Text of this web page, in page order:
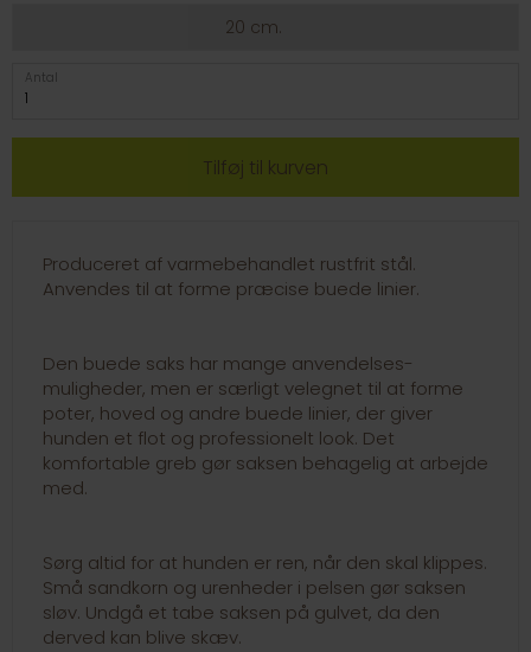
20 cm.
Antal
Produceret af varmebehandlet rustfrit stål.
Anvendes til at forme præcise buede linier.
Den buede saks har mange anvendelses-
muligheder, men er særligt velegnet til at forme
poter, hoved og andre buede linier, der giver
hunden et flot og professionelt look. Det
komfortable greb gør saksen behagelig at arbejde
med.
Sørg altid for at hunden er ren, når den skal klippes.
Små sandkorn og urenheder i pelsen gør saksen
sløv. Undgå et tabe saksen på gulvet, da den
derved kan blive skæv.